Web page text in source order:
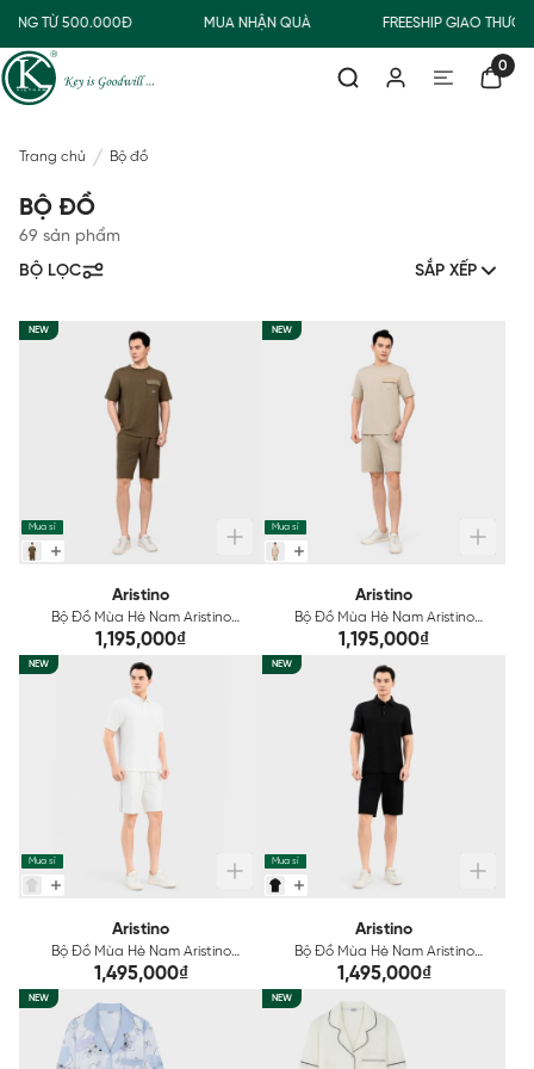
TỪ 500.000Đ MUA NHẬN QUÀ FREESHIP GIAO
0
Trang chủ Bộ đồ
BỘ ĐỒ
69 sản phẩm
BỘ LỌC
SẮP XẾP
NEW
Mua sỉ
Aristino
Bộ Đồ Mùa Hè Nam Aristino
AST206SAH2
1,195,000₫
NEW
Mua sỉ
Aristino
Bộ Đồ Mùa Hè Nam Aristino
AST205SAH2
1,195,000₫
NEW
Mua sỉ
Aristino
Bộ Đồ Mùa Hè Nam Aristino
AST202SAH2
1,495,000₫
NEW
Mua sỉ
Aristino
Bộ Đồ Mùa Hè Nam Aristino
AST201SAH2
1,495,000₫
NEW NEW